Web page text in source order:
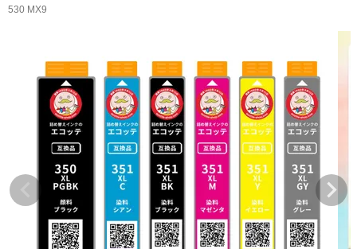
キャノンインク
エプソンインク
ブラザーインク
詰め替えインク
互換インクボトル
互換インクカートリッジ
再生インクカートリッジ
530 MX9